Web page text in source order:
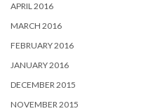
APRIL 2016
MARCH 2016
FEBRUARY 2016
JANUARY 2016
DECEMBER 2015
NOVEMBER 2015